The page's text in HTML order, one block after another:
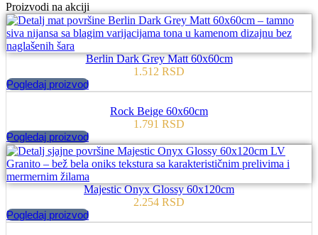
Proizvodi na akciji
Berlin Dark Grey Matt 60x60cm
1.512 RSD
Pogledaj proizvod
Rock Beige 60x60cm
1.791 RSD
Pogledaj proizvod
Majestic Onyx Glossy 60x120cm
2.254 RSD
Pogledaj proizvod